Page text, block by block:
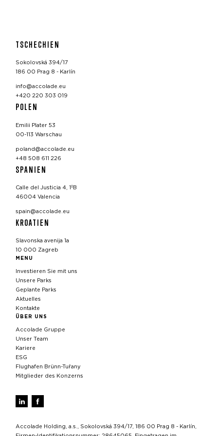
TSCHECHIEN
Sokolovská 394/17
186 00 Prag 8 - Karlín
info@accolade.eu
+420 220 303 019
POLEN
Emilii Plater 53
00-113 Warschau
poland@accolade.eu
+48 508 611 226
SPANIEN
Calle del Justicia 4, 1ºB
46004 Valencia
spain@accolade.eu
KROATIEN
Slavonska avenija 1a
10 000 Zagreb
MENU
Investieren Sie mit uns
Unsere Parks
Geplante Parks
Aktuelles
Kontakte
ÜBER UNS
Accolade Gruppe
Unser Team
Kariere
ESG
Flughafen Brünn-Tuřany
Mitglieder des Konzerns
Accolade Holding, a.s., Sokolovská 394/17, 186 00 Prag 8 - Karlín,